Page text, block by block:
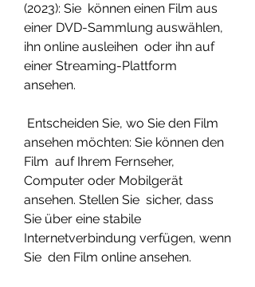
(2023): Sie  können einen Film aus
einer DVD-Sammlung auswählen,
ihn online ausleihen  oder ihn auf
einer Streaming-Plattform
ansehen.
ansehen möchten: Sie können den
Film  auf Ihrem Fernseher,
Computer oder Mobilgerät
ansehen. Stellen Sie  sicher, dass
Sie über eine stabile
Internetverbindung verfügen, wenn
Sie  den Film online ansehen.